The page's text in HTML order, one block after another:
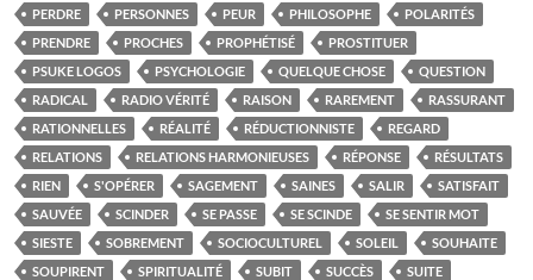
PERDRE
PERSONNES PEUR PHILOSOPHE
POLARITÉS
PRENDRE
PROCHES PROPHÉTISÉ
PROSTITUER
PSUKE LOGOS
PSYCHOLOGIE QUELQUE CHOSE
QUESTION
RADICAL
RADIO VÉRITÉ RAISON RAREMENT
RASSURANT
RATIONNELLES
RÉALITÉ RÉDUCTIONNISTE
REGARD
RELATIONS
RELATIONS HARMONIEUSES RÉPONSE
RÉSULTATS
RIEN
S'OPÉRER SAGEMENT SAINES SALIR
SATISFAIT
SAUVÉE
SCINDER SE PASSE SE SCINDE
SE SENTIR MOT
SIESTE
SOBREMENT SOCIOCULTUREL SOLEIL
SOUHAITE
SOUPIRENT
SPIRITUALITÉ SUBIT SUCCÈS
SUITE